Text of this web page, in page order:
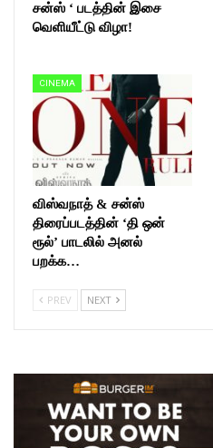
சன்ஸ் ‘ படத்தின் இசை
வெளியீட்டு விழா!
CINEMA
விஸ்வநாத் & சன்ஸ்
திரைப்படத்தின் ‘தி ஒன்
ரூல்’ பாடலில் அனல்
பறக்க…
PREV NEXT